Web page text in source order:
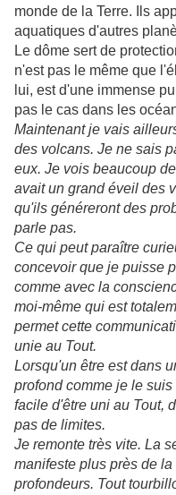
monde de la Terre. Ils
aquatiques d'autres
Le dôme sert de
n'est pas le même que
lui, est d'une immense
pas le cas dans les
Maintenant je vais
des volcans. Je ne sais
eux. Je vois beaucoup
avait un grand éveil des
qu'ils généreront des
parle pas.
Ce qui peut paraître
concevoir que je puisse
comme avec la
moi-même qui est
permet cette
unie au Tout.
Lorsqu'un être est dans
profond comme je le
facile d'être uni au Tout,
pas de limites.
Je remonte très vite. La
manifeste plus près de
profondeurs. Tout